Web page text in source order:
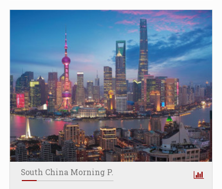
South China Morning P.